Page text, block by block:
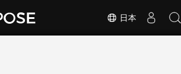
日本